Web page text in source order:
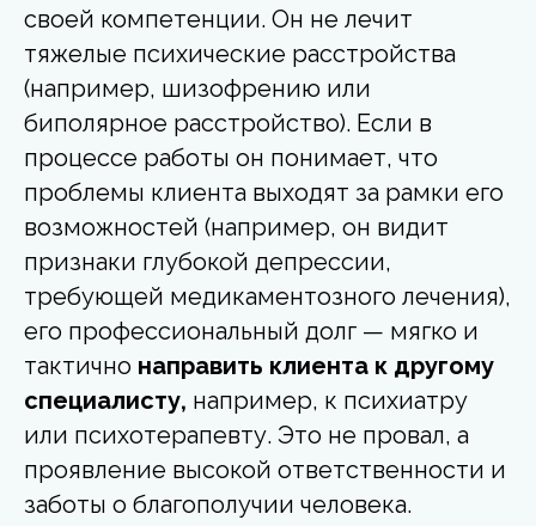
своей компетенции. Он не лечит
тяжелые психические расстройства
(например, шизофрению или
биполярное расстройство). Если в
процессе работы он понимает, что
проблемы клиента выходят за рамки его
возможностей (например, он видит
признаки глубокой депрессии,
требующей медикаментозного лечения),
его профессиональный долг — мягко и
тактично направить клиента к другому
специалисту, например, к психиатру
или психотерапевту. Это не провал, а
проявление высокой ответственности и
заботы о благополучии человека.